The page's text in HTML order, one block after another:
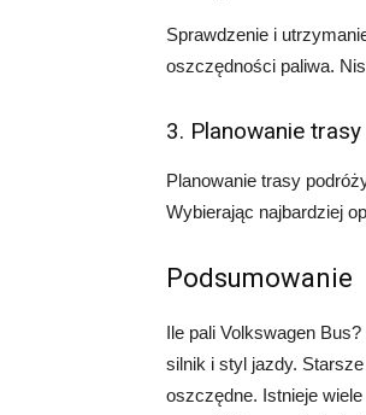
Sprawdzenie i
oszczędności paliwa.
3. Planowanie trasy
Planowanie trasy
Wybierając najbardziej
Podsumowanie
Ile pali Volkswagen
silnik i styl jazdy.
oszczędne. Istnieje